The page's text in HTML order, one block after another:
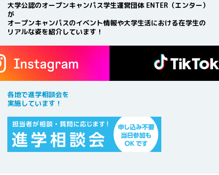
大学公認のオープンキャンパス学生運営団体 ENTER（エンター）
が
オープンキャンパスのイベント情報や大学生活における在学生の
リアルな姿を紹介しています！
各地で進学相談会を
実施しています！